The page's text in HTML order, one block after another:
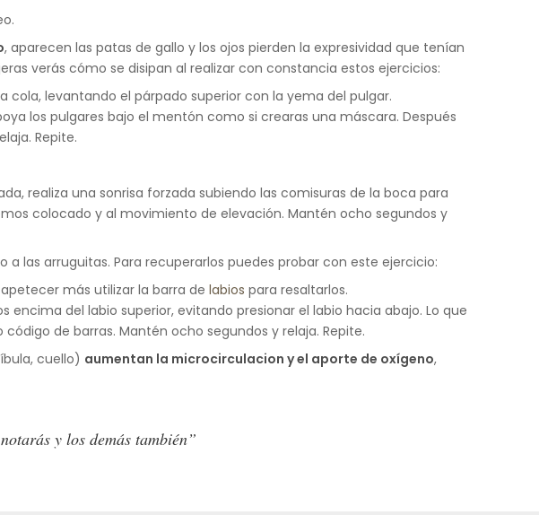
, aparecen las patas de gallo y los ojos pierden la expresividad que tenían
verás cómo se disipan al realizar con constancia estos ejercicios:
cola, levantando el párpado superior con la yema del pulgar.
los pulgares bajo el mentón como si crearas una máscara. Después
Repite.
realiza una sonrisa forzada subiendo las comisuras de la boca para
colocado y al movimiento de elevación. Mantén ocho segundos y
a las arruguitas. Para recuperarlos puedes probar con este ejercicio:
más utilizar la barra de labios para resaltarlos.
del labio superior, evitando presionar el labio hacia abajo. Lo que
de barras. Mantén ocho segundos y relaja. Repite.
cuello) aumentan la microcirculacion y el aporte de oxígeno,
y los demás también”